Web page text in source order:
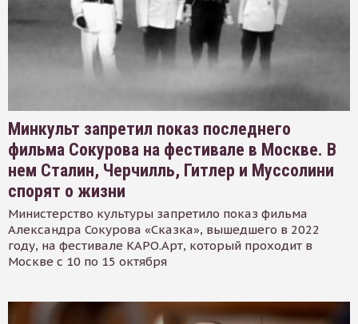
Минкульт запретил показ последнего
фильма Сокурова на фестивале в Москве. В
нем Сталин, Черчилль, Гитлер и Муссолини
спорят о жизни
Министерство культуры запретило показ фильма
Александра Сокурова «Сказка», вышедшего в 2022
году, на фестивале КАРО.Арт, который проходит в
Москве с 10 по 15 октября